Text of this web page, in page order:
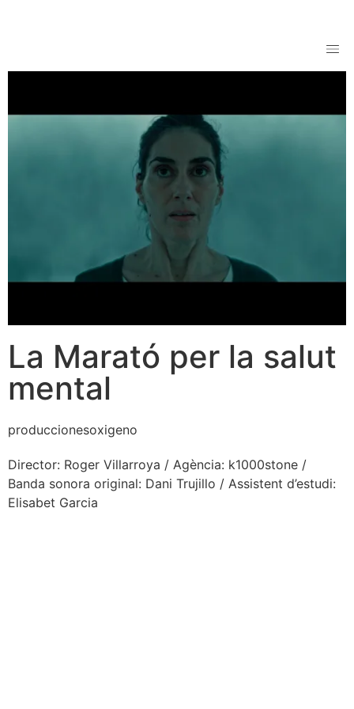
La Marató per la salut
mental
produccionesoxigeno
Director: Roger Villarroya / Agència: k1000stone /
Banda sonora original: Dani Trujillo / Assistent d’estudi:
Elisabet Garcia